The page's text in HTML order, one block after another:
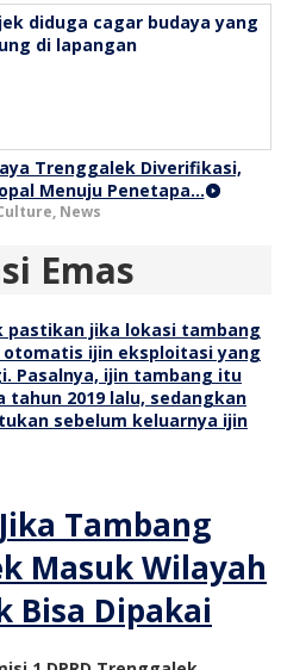
Trenggalek Diverifikasi,
Menuju Penetapa…
News
Emas
Tambang
Masuk Wilayah
Bisa Dipakai